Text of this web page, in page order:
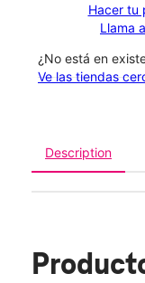
Hacer tu
Llama
¿No está en
Ve las tiendas
Description